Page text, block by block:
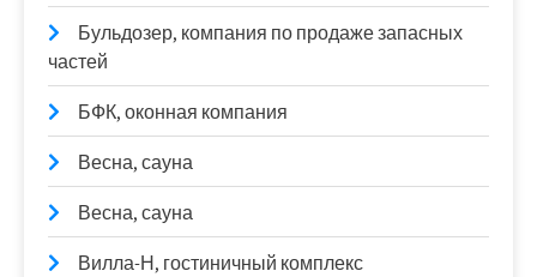
Бульдозер, компания по продаже запасных
частей
БФК, оконная компания
Весна, сауна
Весна, сауна
Вилла-Н, гостиничный комплекс